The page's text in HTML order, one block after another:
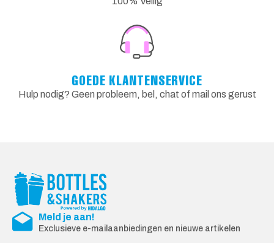
GOEDE KLANTENSERVICE
Hulp nodig? Geen probleem, bel, chat of mail ons gerust
Meld je aan!
Exclusieve e-mailaanbiedingen en nieuwe artikelen